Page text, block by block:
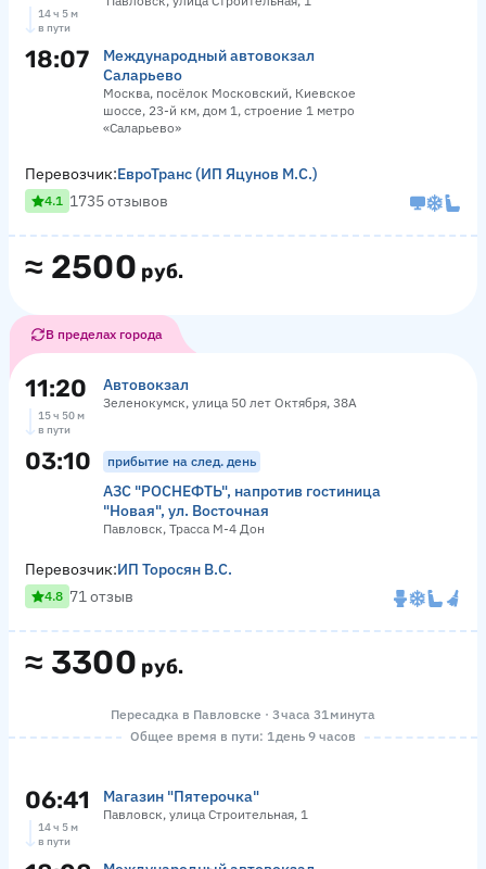
14 ч 5 м
в пути
18:07
Международный автовокзал
Саларьево
Москва, посёлок Московский, Киевское
шоссе, 23-й км, дом 1, строение 1 метро
«Саларьево»
≈ 2500 руб.
Перевозчик:ЕвроТранс (ИП Яцунов М.С.)
4.1 1735 отзывов
В пределах города
11:20 Автовокзал
Зеленокумск, улица 50 лет Октября, 38А
15 ч 50 м
в пути
03:10 прибытие на след. день
АЗС "РОСНЕФТЬ", напротив гостиница
"Новая", ул. Восточная
Павловск, Трасса М-4 Дон
≈ 3300 руб.
Перевозчик:ИП Торосян В.С.
4.8 71 отзыв
Пересадка в Павловске · 3 часа 31 минута
Общее время в пути: 1 день 9 часов
06:41 Магазин "Пятерочка"
Павловск, улица Строительная, 1
14 ч 5 м
в пути